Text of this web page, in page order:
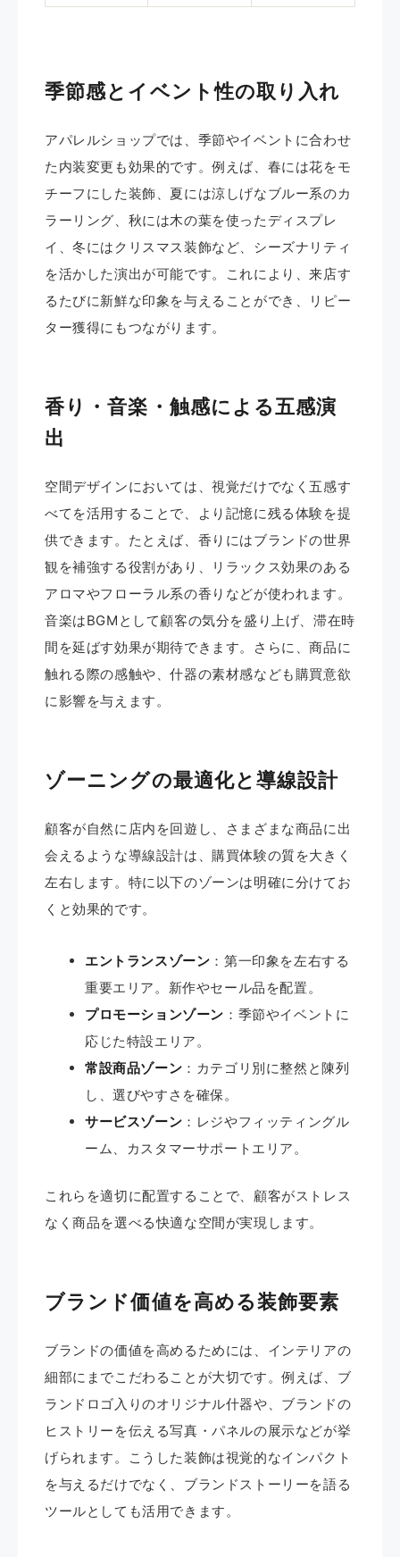
季節感とイベント性の取り入れ
アパレルショップでは、季節やイベントに合わせ
た内装変更も効果的です。例えば、春には花をモ
チーフにした装飾、夏には涼しげなブルー系のカ
ラーリング、秋には木の葉を使ったディスプレ
イ、冬にはクリスマス装飾など、シーズナリティ
を活かした演出が可能です。これにより、来店す
るたびに新鮮な印象を与えることができ、リピー
ター獲得にもつながります。
香り・音楽・触感による五感演
出
空間デザインにおいては、視覚だけでなく五感す
べてを活用することで、より記憶に残る体験を提
供できます。たとえば、香りにはブランドの世界
観を補強する役割があり、リラックス効果のある
アロマやフローラル系の香りなどが使われます。
音楽はBGMとして顧客の気分を盛り上げ、滞在時
間を延ばす効果が期待できます。さらに、商品に
触れる際の感触や、什器の素材感なども購買意欲
に影響を与えます。
ゾーニングの最適化と導線設計
顧客が自然に店内を回遊し、さまざまな商品に出
会えるような導線設計は、購買体験の質を大きく
左右します。特に以下のゾーンは明確に分けてお
くと効果的です。
エントランスゾーン ：第一印象を左右する
重要エリア。新作やセール品を配置。
プロモーションゾーン ：季節やイベントに
応じた特設エリア。
常設商品ゾーン ：カテゴリ別に整然と陳列
し、選びやすさを確保。
サービスゾーン ：レジやフィッティングル
ーム、カスタマーサポートエリア。
これらを適切に配置することで、顧客がストレス
なく商品を選べる快適な空間が実現します。
ブランド価値を高める装飾要素
ブランドの価値を高めるためには、インテリアの
細部にまでこだわることが大切です。例えば、ブ
ランドロゴ入りのオリジナル什器や、ブランドの
ヒストリーを伝える写真・パネルの展示などが挙
げられます。こうした装飾は視覚的なインパクト
を与えるだけでなく、ブランドストーリーを語る
ツールとしても活用できます。